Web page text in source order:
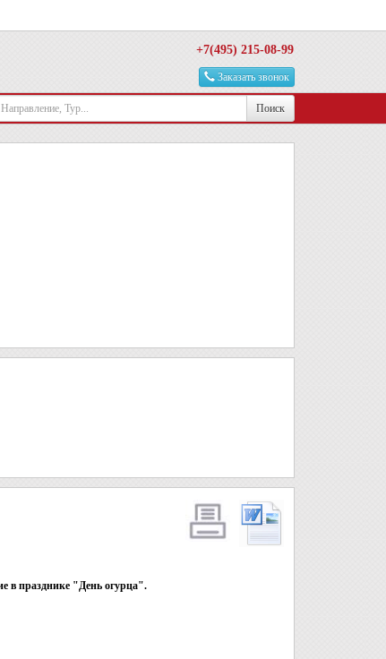
+7(495) 215-08-99
Заказать звонок
Поиск
в празднике "День огурца".